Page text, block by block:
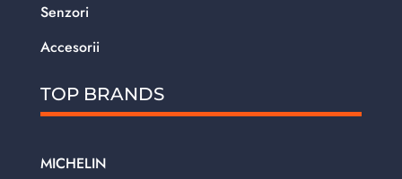
Senzori
Accesorii
TOP BRANDS
MICHELIN